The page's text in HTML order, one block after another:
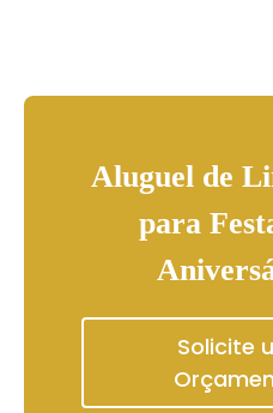
Aluguel de
para
Solicite